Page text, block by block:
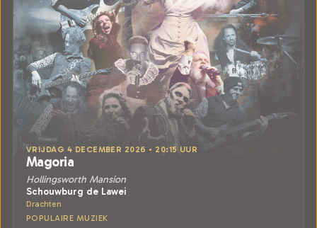
VRIJDAG 4 DECEMBER 2026 • 20:15 UUR
Magoria
Hollingsworth Mansion
Schouwburg de Lawei
Drachten
POPULAIRE MUZIEK